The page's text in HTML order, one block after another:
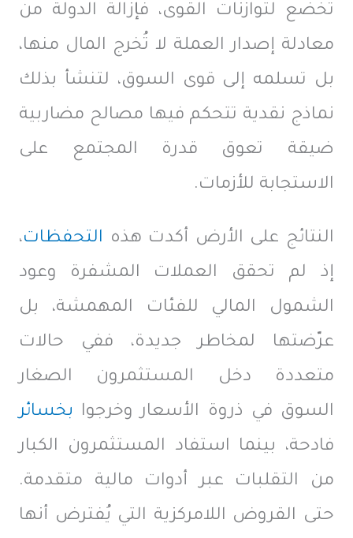
تخضع لتوازنات القوى، فإزالة الدولة من
معادلة إصدار العملة لا تُخرج المال منها،
بل تسلمه إلى قوى السوق، لتنشأ بذلك
نماذج نقدية تتحكم فيها مصالح مضاربية
ضيقة تعوق قدرة المجتمع على
الاستجابة للأزمات.
النتائج على الأرض أكدت هذه التحفظات،
إذ لم تحقق العملات المشفرة وعود
الشمول المالي للفئات المهمشة، بل
عرّضتها لمخاطر جديدة، ففي حالات
متعددة دخل المستثمرون الصغار
السوق في ذروة الأسعار وخرجوا بخسائر
فادحة، بينما استفاد المستثمرون الكبار
من التقلبات عبر أدوات مالية متقدمة.
حتى القروض اللامركزية التي يُفترض أنها